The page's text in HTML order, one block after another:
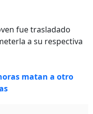
fue trasladado
a su respectiva
matan a otro